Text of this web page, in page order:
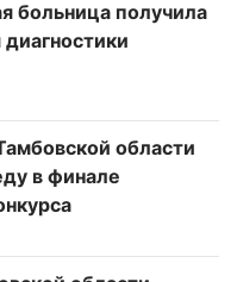
больница получила
области
в финале